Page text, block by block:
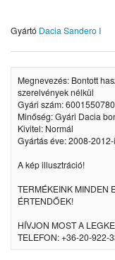
Gyártó Dacia Sandero I
Megnevezés: Bontott
szerelvények nélkül
Gyári szám:
Minőség: Gyári Dacia
Kivitel: Normál
Gyártás éve: 2008-
A kép illusztráció!
TERMÉKEINK MINDEN
ÉRTENDŐEK!
HÍVJON MOST A
TELEFON: +36-20-922-